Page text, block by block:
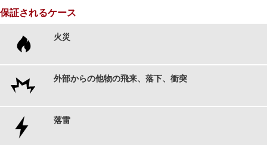
保証されるケース
火災
外部からの他物の飛来、落下、衝突
落雷